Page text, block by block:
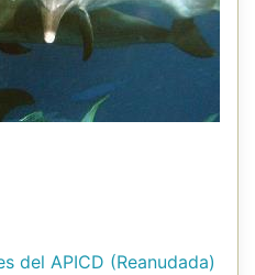
del APICD (Reanudada)